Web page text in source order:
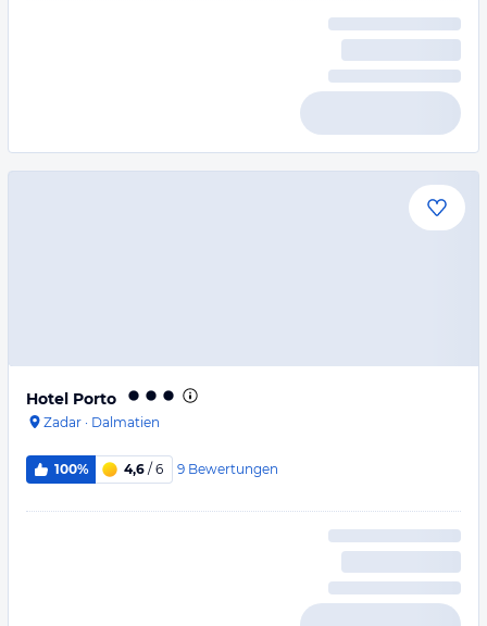
Hotel Porto
Zadar · Dalmatien
100% 4,6 / 6 9 Bewertungen